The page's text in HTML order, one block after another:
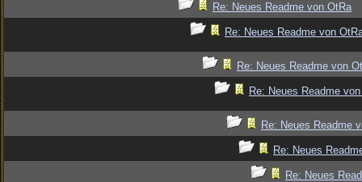
Re: Neues Readme von OtRa
Re: Neues Readme von
Re: Neues Readme von
Re: Neues Readme
Re: Neues Readme
Re: Neues
Re: Neues